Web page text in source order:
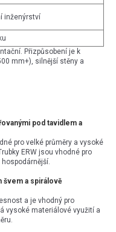
inženýrství
Přizpůsobení je k
mm+), silnější stěny a
pod tavidlem a
pro velké průměry a vysoké
ERW jsou vhodné pro
švem a spirálově
a je vhodný pro
vysoké materiálové využití a